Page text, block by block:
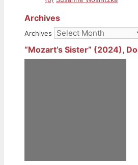
Archives
Archives
“Mozart’s Sister” (2024),